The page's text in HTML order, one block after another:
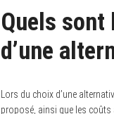
Quels
d’une
Lors du choix d’une
proposé, ainsi que les coûts